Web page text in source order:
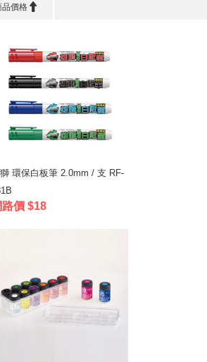
品價格 
環保白板筆 2.0mm / 支 RF-
路價 $18